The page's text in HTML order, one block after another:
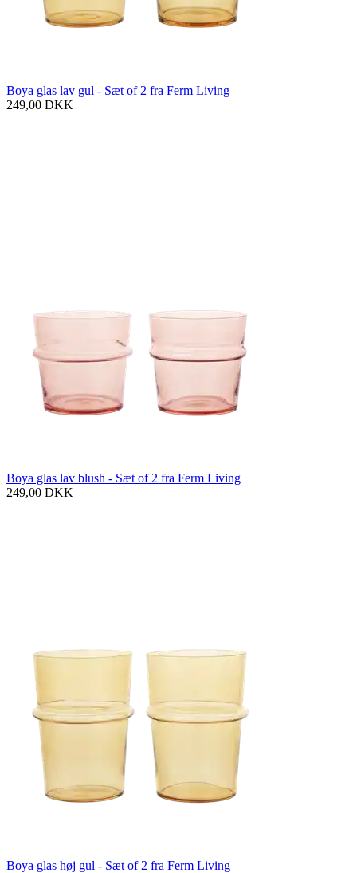
Boya glas lav gul - Sæt of 2 fra Ferm Living
249,00 DKK
Boya glas lav blush - Sæt of 2 fra Ferm Living
249,00 DKK
Boya glas høj gul - Sæt of 2 fra Ferm Living